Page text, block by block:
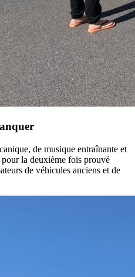
de musique entraînante et
la deuxième fois prouvé
de véhicules anciens et de